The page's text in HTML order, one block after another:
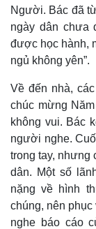
Người. Bác đã
ngày dân chưa
được học hành,
ngủ không yên”.
Về đến nhà,
chúc mừng
không vui. Bác
người nghe.
trong tay, nhưng
dân. Một số
nặng về hình
chúng, nên
nghe báo cáo